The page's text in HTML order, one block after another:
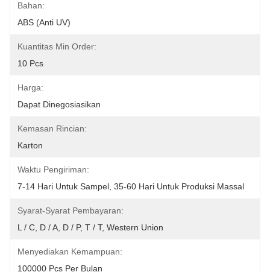
Bahan:
ABS (anti UV)
Kuantitas Min Order:
10 Pcs
Harga:
Dapat Dinegosiasikan
Kemasan Rincian:
Karton
Waktu Pengiriman:
7-14 Hari Untuk Sampel, 35-60 Hari Untuk Produksi Massal
Syarat-Syarat Pembayaran:
L / C, D / A, D / P, T / T, Western Union
Menyediakan Kemampuan:
100000 Pcs Per Bulan